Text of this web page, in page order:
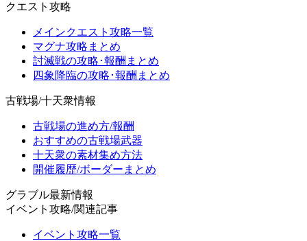
クエスト攻略
メインクエスト攻略一覧
マグナ攻略まとめ
討滅戦の攻略･報酬まとめ
四象降臨の攻略･報酬まとめ
古戦場/十天衆情報
古戦場の進め方/報酬
おすすめの古戦場武器
十天衆の素材集め方法
開催履歴/ボーダーまとめ
グラブル最新情報
イベント攻略/関連記事
イベント攻略一覧